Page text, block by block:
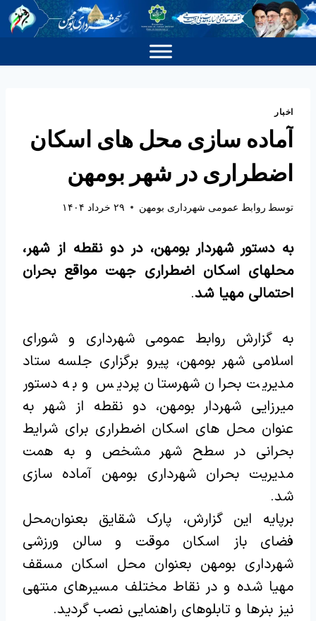
اخبار
آماده سازی محل های اسکان
اضطراری در شهر بومهن
توسط روابط عمومی شهرداری بومهن ۲۹ خرداد ۱۴۰۴
به دستور شهردار بومهن، در دو نقطه از شهر،
محلهای اسکان اضطراری جهت مواقع بحران
احتمالی مهیا شد.
به گزارش روابط عمومی شهرداری و شورای
اسلامی شهر بومهن، پیرو برگزاری جلسه ستاد
مدیریت بحران شهرستان پردیس و به دستور
میرزایی شهردار بومهن، دو نقطه از شهر به
عنوان محل های اسکان اضطراری برای شرایط
بحرانی در سطح شهر مشخص و به همت
مدیریت بحران شهرداری بومهن آماده سازی
شد.
برپایه این گزارش، پارک شقایق بعنوان‌محل
فضای باز اسکان موقت و سالن ورزشی
شهرداری بومهن بعنوان محل اسکان مسقف
مهیا شده و در نقاط مختلف مسیرهای منتهی
نیز بنرها و تابلوهای راهنمایی نصب گردید.